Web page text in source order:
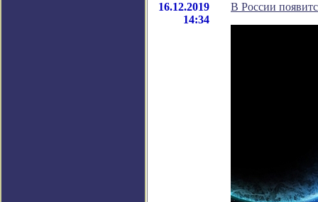
16.12.2019
14:34
В России